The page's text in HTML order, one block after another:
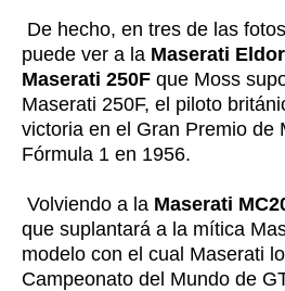
De hecho, en tres de las
puede ver a la Maserati
Maserati 250F que Moss
Maserati 250F, el piloto
victoria en el Gran Premio de
Fórmula 1 en 1956.
Volviendo a la Maserati
que suplantará a la mítica
modelo con el cual Maserati
Campeonato del Mundo de